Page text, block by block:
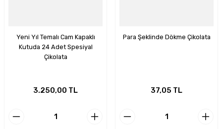
Yeni Yıl Temalı Cam Kapaklı
Kutuda 24 Adet Spesiyal
Çikolata
3.250,00 TL
Para Şeklinde Dökme Çikolata
37,05 TL